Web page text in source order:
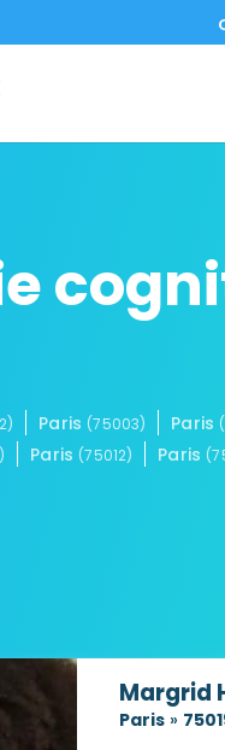
Paris (75003) Paris
Paris (75012) Paris
Margrid
Paris »